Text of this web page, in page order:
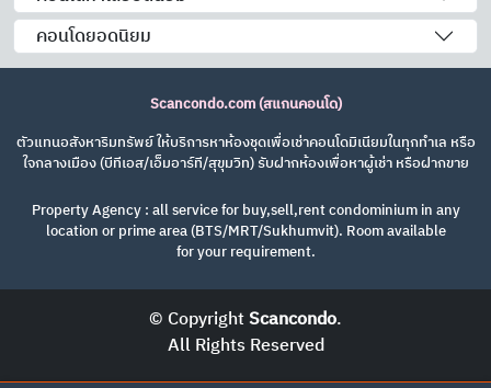
คอนโดยอดนิยม
Scancondo.com (สแกนคอนโด)
ตัวแทนอสังหาริมทรัพย์ ให้บริการหาห้องชุดเพื่อเช่าคอนโดมิเนียมในทุกทำเล หรือ
ใจกลางเมือง (บีทีเอส/เอ็มอาร์ที/สุขุมวิท) รับฝากห้องเพื่อหาผู้เช่า หรือฝากขาย
Property Agency : all service for buy,sell,rent condominium in any
location or prime area (BTS/MRT/Sukhumvit). Room available
for your requirement.
© CopyrightScancondo.
All Rights Reserved